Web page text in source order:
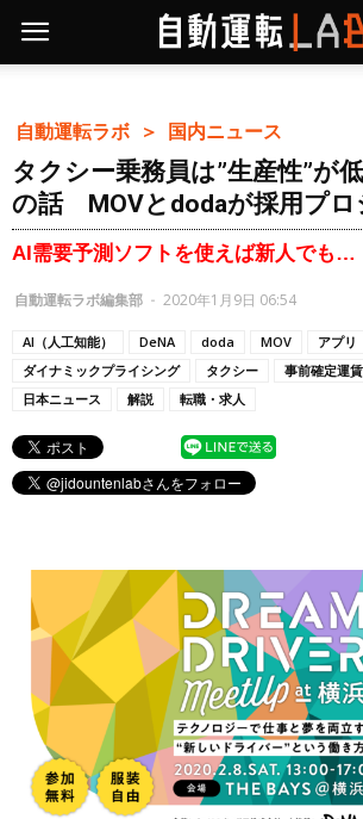
自動運転ラボ ＞ 国内ニュース
タクシー乗務員は”生産性”が
の話 MOVとdodaが採用プロ
AI需要予測ソフトを使えば新人でも…
自動運転ラボ編集部 - 2020年1月9日 06:54
AI（人工知能） DeNA doda MOV
アプリ
ダイナミックプライシング
タクシー 事前確定運賃
日本ニュース
解説 転職・求人